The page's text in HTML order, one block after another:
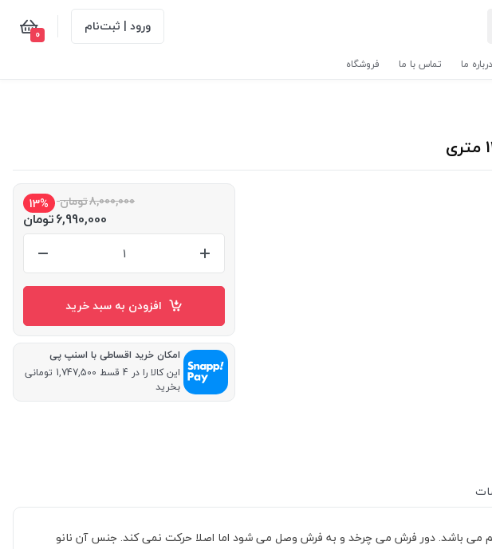
ورود | ثبت‌نام 0
درباره ما تماس با ما فروشگاه
8,000,000تومان 13%
6,990,000تومان
افزودن به سبد خرید
امکان خرید اقساطی با اسنپ پی
این کالا را در 4 قسط 1,747,500 تومانی
بخرید
با آب ملایم می باشد. دور فرش می چرخد و به فرش وصل می شود اما اصلا حرکت نمی کند. جنس آن نانو